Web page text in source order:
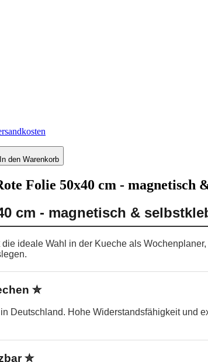
In den Warenkorb
Folie 50x40 cm - magnetisch
cm - magnetisch &
ideale Wahl in der Kueche als
✮
Deutschland. Hohe Widerstandsfähigkeit und
✮